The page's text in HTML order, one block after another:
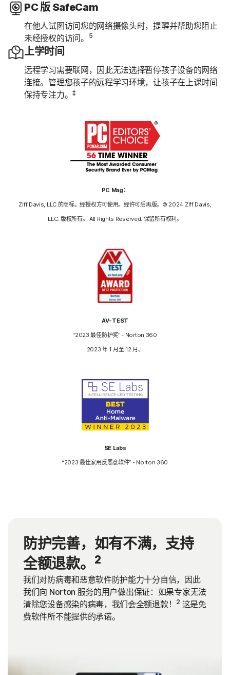
PC 版 SafeCam
在他人试图访问您的网络摄像头时，提醒并帮助您阻止
未经授权的访问。
5
上学时间
远程学习需要联网，因此无法选择暂停孩子设备的网络
连接。管理您孩子的远程学习环境，让孩子在上课时间
保持专注力。‡
PC Mag：
Ziff Davis, LLC 的商标。经授权方可使用。经许可后再版。© 2024 Ziff Davis,
LLC. 版权所有。 All Rights Reserved. 保留所有权利。
AV-TEST
“2023 最佳防护奖” - Norton 360
2023 年 1 月至 12 月。
SE Labs
“2023 最佳家用反恶意软件” - Norton 360
防护完善，如有不满，支持
全额退款。
2
我们对防病毒和恶意软件防护能力十分自信，因此
我们向 Norton 服务的用户做出保证：如果专家无法
清除您设备感染的病毒，我们会全额退款！
2 这是免
费软件所不能提供的承诺。